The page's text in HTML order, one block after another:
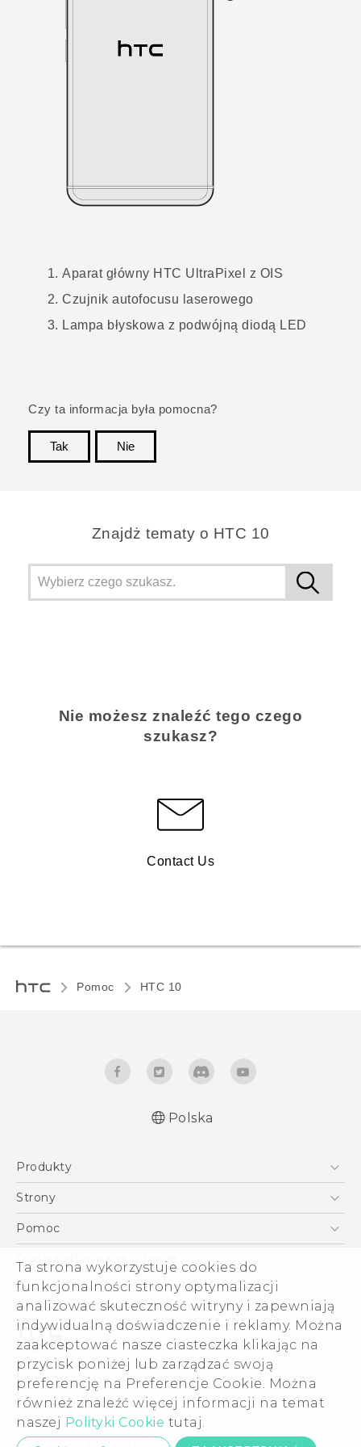
Ta strona wykorzystuje cookies do
funkcjonalności strony optymalizacji
analizować skuteczność witryny i zapewniają
indywidualną doświadczenie i reklamy. Można
zaakceptować nasze ciasteczka klikając na
przycisk poniżej lub zarządzać swoją
preferencję na Preferencje Cookie. Można
również znaleźć więcej informacji na temat
naszej Polityki Cookie tutaj.
Aparat główny HTC UltraPixel z OIS
Czujnik autofocusu laserowego
Lampa błyskowa z podwójną diodą LED
Czy ta informacja była pomocna?
Tak
Nie
Znajdż tematy o HTC 10
Nie możesz znaleźć tego czego
szukasz?
Contact Us
Pomoc HTC 10‎
Polish - Wytyczne dotyczące bezpieczeństwa i
English - User manual
English - Safety and regulatory guide
Polska
Produkty
Smartfony
VIVE
Akcesoria
Strony
HTC Vive
Pomoc
Pomoc E-commerce
Ogólne informacje o firmie
ESG
Informacje o firmie
Dla inwestorów (angielski)
Cookie Preferences
Kariera
Security and Privacy Whitepaper
© 2011-2026 HTC Corporation
Warunki prawne
Kontakt ds. prywatności:Global-Privacy@htc.com